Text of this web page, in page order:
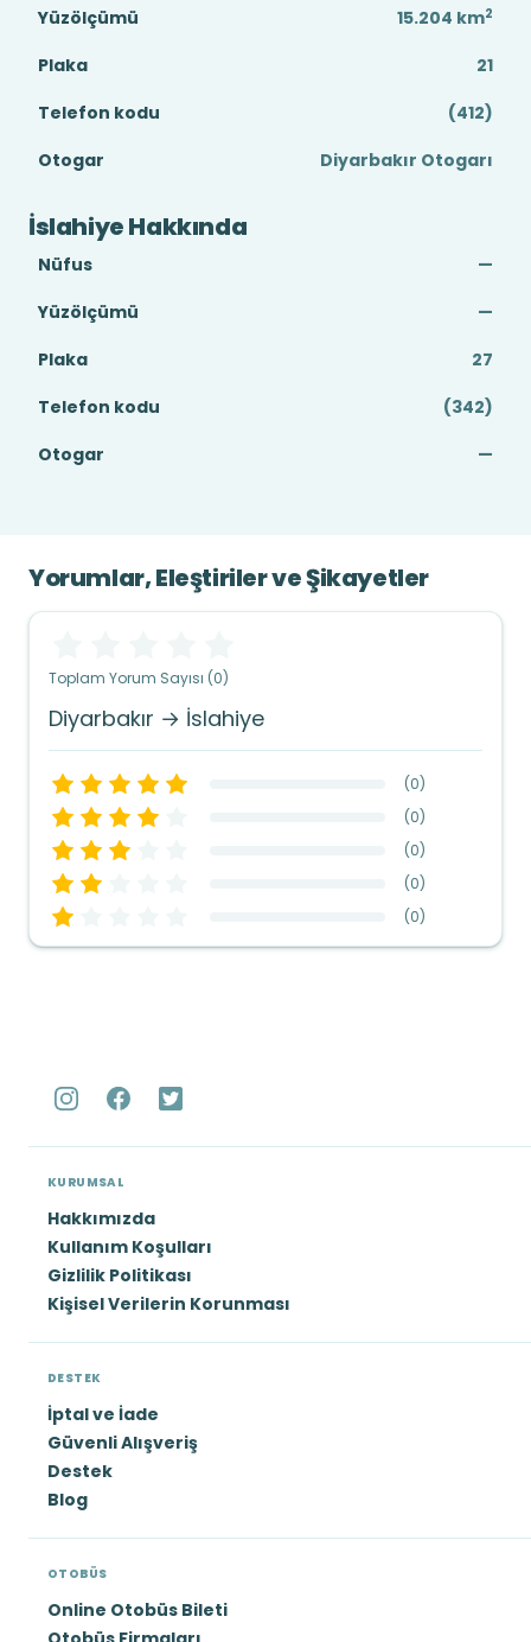
Yüzölçümü
15.204 km2
Plaka
21
Telefon kodu
(412)
Otogar
Diyarbakır Otogarı
İslahiye Hakkında
Nüfus
—
Yüzölçümü
—
Plaka
27
Telefon kodu
(342)
Otogar
—
Yorumlar, Eleştiriler ve Şikayetler
Toplam Yorum Sayısı (0)
Diyarbakır → İslahiye
(0)
(0)
(0)
(0)
(0)
KURUMSAL
Hakkımızda
Kullanım Koşulları
Gizlilik Politikası
Kişisel Verilerin Korunması
DESTEK
İptal ve İade
Güvenli Alışveriş
Destek
Blog
OTOBÜS
Online Otobüs Bileti